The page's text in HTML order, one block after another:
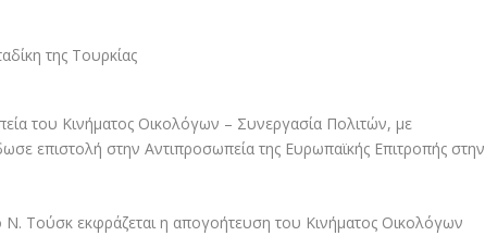
του Κινήματος Οικολόγων – Συνεργασία Πολιτών, με
επιστολή στην Αντιπροσωπεία της Ευρωπαϊκής Επιτροπής στην
Ν. Τούσκ εκφράζεται η απογοήτευση του Κινήματος Οικολόγων